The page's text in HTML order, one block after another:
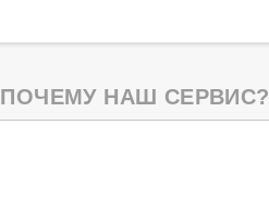
ПОЧЕМУ НАШ СЕРВИС?